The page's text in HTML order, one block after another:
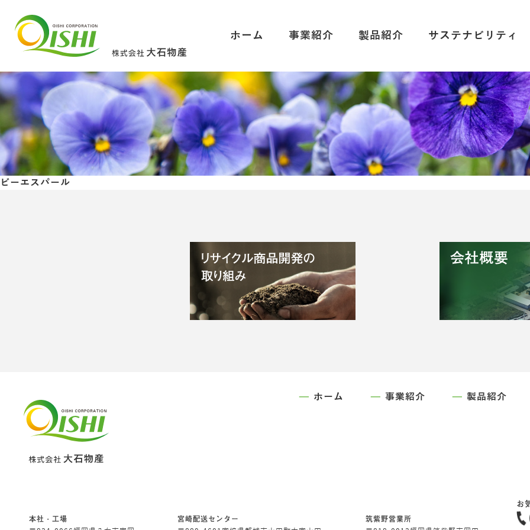
ホーム 事業紹介 製品紹介 サステナビリティ
ビーエスパール
ホーム 事業紹介 製品紹介
本社・工場 宮崎配送センター 筑紫野営業所
お